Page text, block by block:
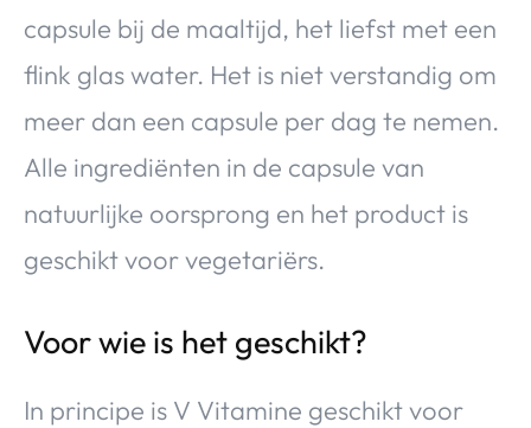
capsule bij de maaltijd, het liefst met een
flink glas water. Het is niet verstandig om
meer dan een capsule per dag te nemen.
Alle ingrediënten in de capsule van
natuurlijke oorsprong en het product is
geschikt voor vegetariërs.
Voor wie is het geschikt?
In principe is V Vitamine geschikt voor